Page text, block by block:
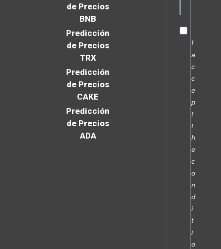
de Precios
BNB
Predicción
de Precios
TRX
Predicción
de Precios
CAKE
Predicción
de Precios
ADA
I
a
c
c
e
p
t
t
h
e
c
o
n
d
i
t
i
o